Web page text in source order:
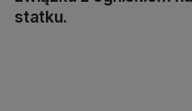
statku.